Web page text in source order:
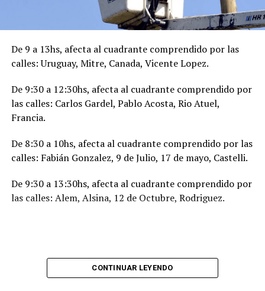
De 9 a 13hs, afecta al cuadrante comprendido por las
calles: Uruguay, Mitre, Canada, Vicente Lopez.
De 9:30 a 12:30hs, afecta al cuadrante comprendido por
las calles: Carlos Gardel, Pablo Acosta, Rio Atuel,
Francia.
De 8:30 a 10hs, afecta al cuadrante comprendido por las
calles: Fabián Gonzalez, 9 de Julio, 17 de mayo, Castelli.
De 9:30 a 13:30hs, afecta al cuadrante comprendido por
las calles: Alem, Alsina, 12 de Octubre, Rodriguez.
CONTINUAR LEYENDO